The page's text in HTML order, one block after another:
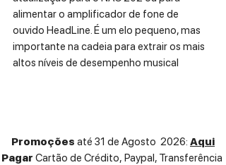
alimentar o amplificador de fone de
ouvido HeadLine. É um elo pequeno, mas
importante na cadeia para extrair os mais
altos níveis de desempenho musical
Promoções até 31 de Agosto 2026: Aqui
Pagar Cartão de Crédito, Paypal, Transferência